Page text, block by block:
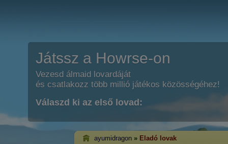
Játssz a Howrse-on
Vezesd álmaid lovardáját
és csatlakozz több millió játékos közösségéhez!
Válaszd ki az első lovad:
ayumidragon » Eladó lovak